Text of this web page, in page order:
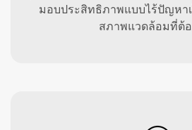
มอบประสิทธิภาพแบบไร้ปัญหา
สภาพแวดล้อมที่ต้อ